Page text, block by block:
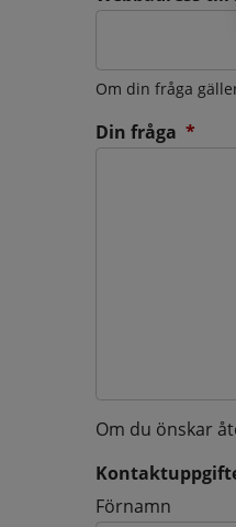
Om din fråga
Din fråga *
Om du önskar
Kontaktuppgifter
Förnamn